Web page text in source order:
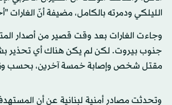
الليلكي ودمرته بالكامل، مضيفة أنّ الغارات
وجاءت الغارات بعد وقت قصير من أصدار
جنوب بيروت. لكن لم يكن هناك أي تحذير
مقتل شخص وإصابة خمسة آخرين، بحسب
وتحدثت مصادر أمنية لبنانية عن أن